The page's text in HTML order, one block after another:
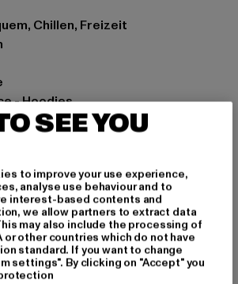
Chillen, Freizeit
- Hoodies
65% Baumwolle, 35%
00220
GmbH |info@tbint.de
Straße 7 | 64372 Ober-Ramstadt |
SEE YOU
to improve your use experience,
analyse use behaviour and to
interest-based contents and
we allow partners to extract data
may also include the processing of
or other countries which do not have
standard. If you want to change
settings". By clicking on "Accept" you